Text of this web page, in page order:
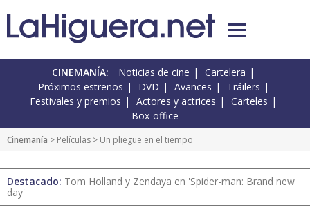
CINEMANÍA: Noticias de cine
Cartelera
Próximos estrenos
DVD Avances
Tráilers
Festivales y premios
Actores y actrices
Carteles
Box-office
Cinemanía > Películas > Un pliegue en el tiempo
Destacado: Tom Holland y Zendaya en 'Spider-man: Brand new
day'